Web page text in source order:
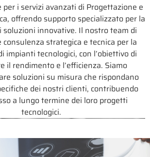
i servizi avanzati di Progettazione e
offrendo supporto specializzato per la
soluzioni innovative. Il nostro team di
strategica e tecnica per la
impianti tecnologici, con l’obiettivo di
il rendimento e l’efficienza. Siamo
soluzioni su misura che rispondano
dei nostri clienti, contribuendo
a lungo termine dei loro progetti
tecnologici.